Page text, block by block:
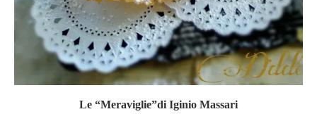
Le “Meraviglie”di Iginio Massari